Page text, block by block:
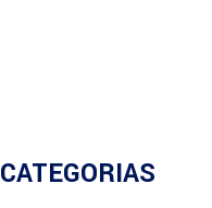
CATEGORIAS